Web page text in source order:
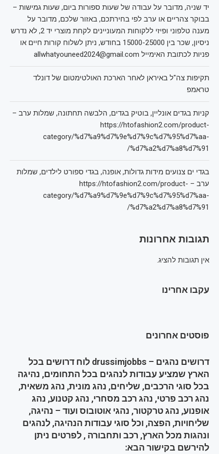
יד שניה, מדובר על עבודה של שעות ספורות ביום, שעות גמישות –
בבוקר צהריים או ערב לפי בחירתכם, באזור שלכם, מדובר על
מענה טלפוני ופיזי ללקוחות המעוניינים לקחת מוצרי יד 2, לא נדרש
ניסיון, שכר בין 15000-25000 בחודש, ניתן לשלוח קורות חיים או
פניות לכתובת האימייל allwhatyouneed2024@gmail.com
תקיפות צה"ל באיראן לאחר הארכת האולטימטום של דונלד
טראמפ
קניות בגדים אונליין, בוטיק בגדים, הלבשה תחתונה, שמלות ערב –
https://htofashion2.com/product-
category/%d7%a9%d7%9e%d7%9c%d7%95%d7%aa-
%d7%a2%d7%a8%d7%91/
בגדי ים צנועים מידות גדולות, אופנה, בגדי ספורט לילדים, שמלות
ערב – https://htofashion2.com/product-
category/%d7%a9%d7%9e%d7%9c%d7%95%d7%aa-
%d7%a2%d7%a8%d7%91/
תגובות אחרונות
אין תגובות להציג.
עקבו אחרינו
פוסטים אחרונים
דרושים נהגים – drussimjobbs לוח דרושים בכל
הארץ שמציע עבודות לנהגים בכל התחומים, נהיגה
בכל סוגי הרכבים, שליחים, נהג מונית, נהג משאית,
נהג רכב פרטי, נהג רכב מסחרי, נהג קטנוע, נהג
אופנוע, נהג טרקטור, נהגי אוטובוס ועוד – נהיגה,
שליחויות, הפצה, וכל סוגי עבודות הנהיגה, לנהגים
ונהגות מכל הארץ, רכב ותחבורה , לפרטים ניתן
להירשם בקישור הבא: